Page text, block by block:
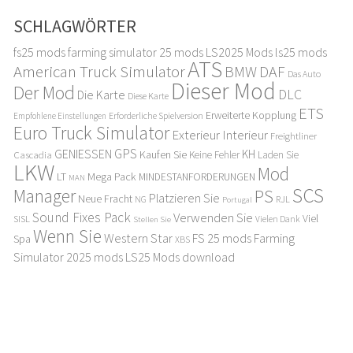
SCHLAGWÖRTER
fs25 modsfarming simulator 25 mods LS2025 Mods ls25 mods
American Truck SimulatorATS BMW DAF Das Auto
Der Mod Die Karte Diese Karte Dieser Mod DLC
Empfohlene Einstellungen Erforderliche Spielversion Erweiterte Kopplung ETS
Euro Truck Simulator Exterieur Interieur Freightliner
Cascadia GENIESSEN GPS Kaufen Sie Keine Fehler KH Laden Sie
LKW LT MAN Mega Pack MINDESTANFORDERUNGEN Mod
Manager Neue Fracht NG Platzieren Sie Portugal PS RJL SCS
SISL Sound Fixes Pack Stellen Sie Verwenden Sie Vielen Dank Viel
Spa Wenn Sie Western Star XBS FS 25 mods Farming
Simulator 2025 mods LS25 Mods download